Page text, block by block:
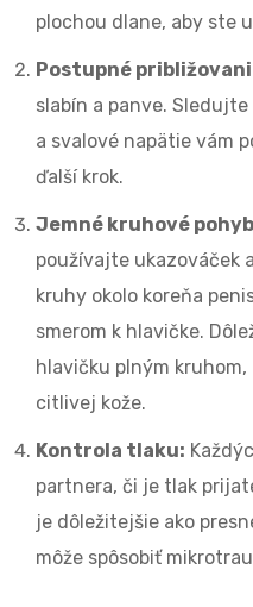
plochou dlane, aby ste
Postupné
slabín a panve.
a svalové napätie vám
ďalší krok.
Jemné kruhové
používajte ukazováček
kruhy okolo koreňa
smerom k hlavičke.
hlavičku plným
citlivej kože.
Kontrola tlaku:
partnera, či je tlak
je dôležitejšie ako
môže spôsobiť